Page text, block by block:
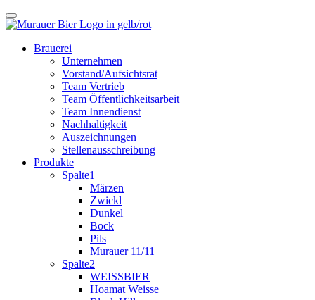
Brauerei
Unternehmen
Vorstand/Aufsichtsrat
Team Vertrieb
Team Öffentlichkeitsarbeit
Team Innendienst
Nachhaltigkeit
Auszeichnungen
Stellenausschreibung
Produkte
Spalte1
Märzen
Zwickl
Dunkel
Bock
Pils
Murauer 11/11
Spalte2
WEISSBIER
Hoamat Weisse